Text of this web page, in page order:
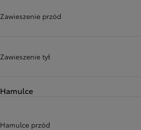
Zawieszenie przód
Zawieszenie tył
Hamulce
Hamulce przód